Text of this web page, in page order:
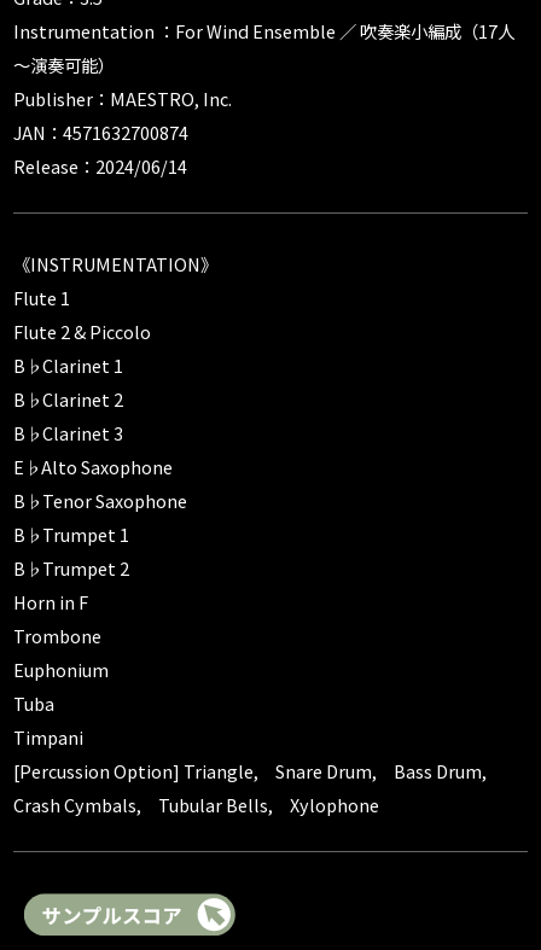
Instrumentation ：For Wind Ensemble ／ 吹奏楽小編成（17人
～演奏可能）
Publisher：MAESTRO, Inc.
JAN：4571632700874
Release：2024/06/14
《INSTRUMENTATION》
Flute 1
Flute 2 & Piccolo
B♭Clarinet 1
B♭Clarinet 2
B♭Clarinet 3
E♭Alto Saxophone
B♭Tenor Saxophone
B♭Trumpet 1
B♭Trumpet 2
Horn in F
Trombone
Euphonium
Tuba
Timpani
[Percussion Option] Triangle, Snare Drum, Bass Drum,
Crash Cymbals, Tubular Bells, Xylophone